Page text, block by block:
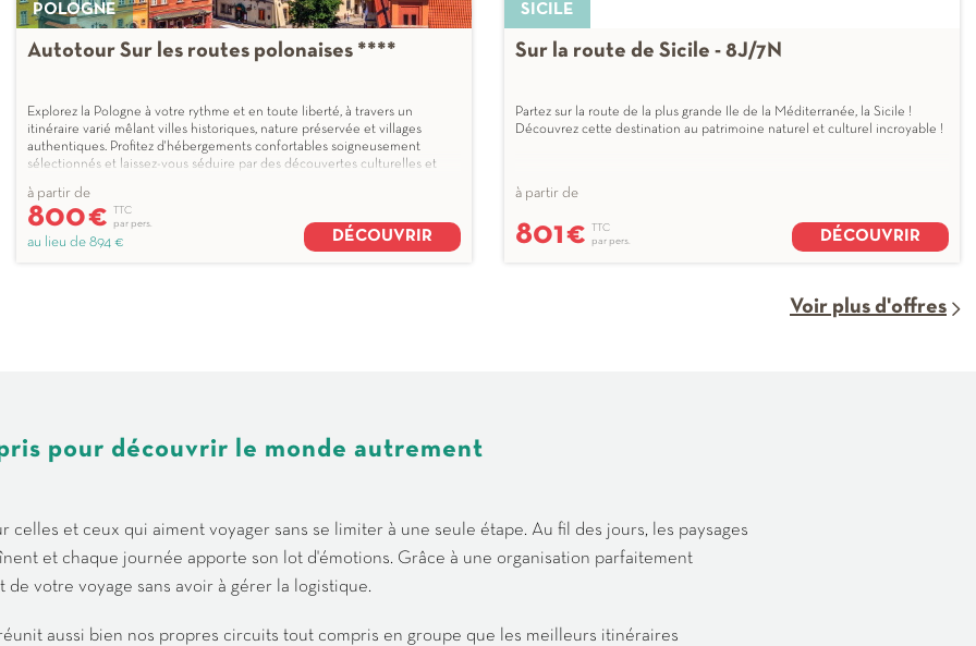
POLOGNE
Autotour Sur les routes polonaises ****
Explorez la Pologne à votre rythme et en toute liberté, à travers un
itinéraire varié mêlant villes historiques, nature préservée et villages
authentiques. Profitez d'hébergements confortables soigneusement
sélectionnés et laissez-vous séduire par des découvertes culturelles et
à partir de
800€
TTC
par pers.
au lieu de 894 € DÉCOUVRIR
SICILE
Sur la route de Sicile - 8J/7N
Partez sur la route de la plus grande Ile de la Méditerranée, la Sicile !
Découvrez cette destination au patrimoine naturel et culturel incroyable !
à partir de
801€
TTC
par pers.
DÉCOUVRIR
Voir plus d'offres
pour découvrir le monde autrement
celles et ceux qui aiment voyager sans se limiter à une seule étape. Au fil des jours, les paysages
et chaque journée apporte son lot d'émotions. Grâce à une organisation parfaitement
votre voyage sans avoir à gérer la logistique.
aussi bien nos propres circuits tout compris en groupe que les meilleurs itinéraires